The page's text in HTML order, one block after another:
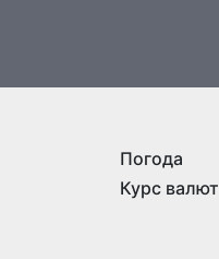
Погода
Курс валют